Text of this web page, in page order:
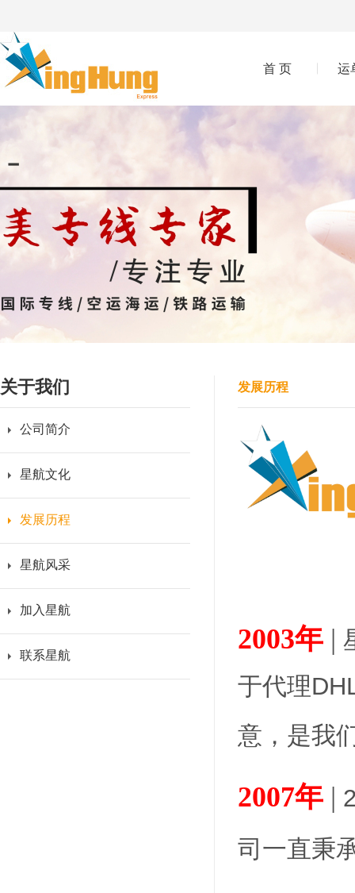
首 页 运
关于我们
公司简介
星航文化
发展历程
星航风采
加入星航
联系星航
发展历程
2003年 |
于代理
意，是我
2007年 |
司一直秉